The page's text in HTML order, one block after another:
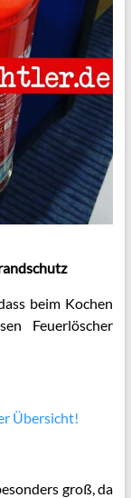
beim Kochen
Feuerlöscher
Übersicht!
groß, da